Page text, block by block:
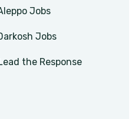
Jobs
Jobs
the Response